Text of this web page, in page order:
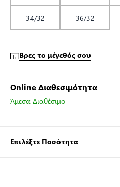
34/32
36/32
Βρες το μέγεθός σου
Online Διαθεσιμότητα
Άμεσα Διαθέσιμο
Επιλέξτε Ποσότητα